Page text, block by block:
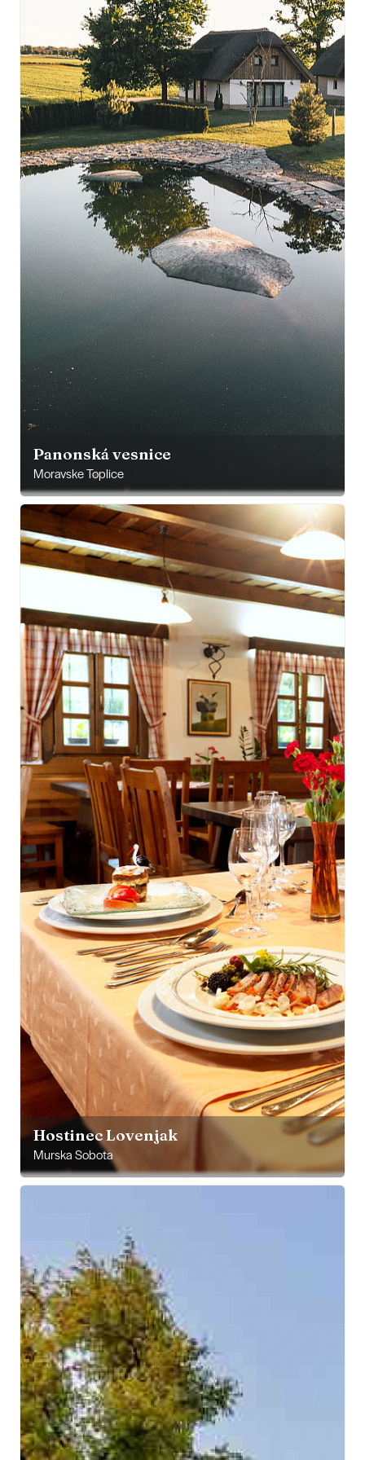
Panonská vesnice
Moravske Toplice
Hostinec Lovenjak
Murska Sobota